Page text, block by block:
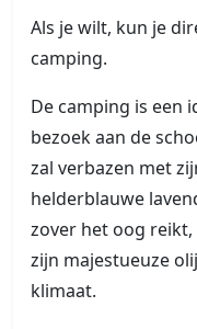
Als je wilt, kun je
camping.
De camping is een
bezoek aan de
zal verbazen met
helderblauwe
zover het oog
zijn majestueuze
klimaat.